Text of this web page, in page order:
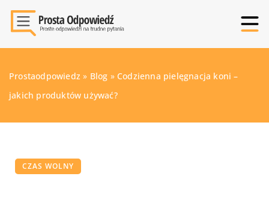
Prostaodpowiedz » Blog » Codzienna pielęgnacja koni –
jakich produktów używać?
CZAS WOLNY